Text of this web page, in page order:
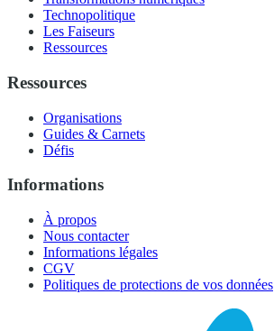
Technopolitique
Les Faiseurs
Ressources
Ressources
Organisations
Guides & Carnets
Défis
Informations
À propos
Nous contacter
Informations légales
CGV
Politiques de protections de vos données